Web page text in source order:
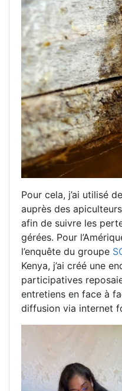
Pour cela, j’ai utilisé
auprès des
afin de suivre les
gérées. Pour
l’enquête du groupe
Kenya, j’ai créé une
participatives
entretiens en face à
diffusion via internet